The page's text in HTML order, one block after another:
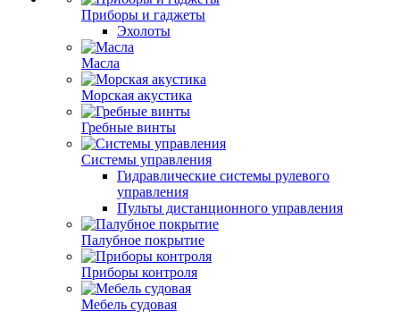
Приборы и гаджеты
Эхолоты
Масла
Морская акустика
Гребные винты
Системы управления
Гидравлические системы рулевого
управления
Пульты дистанционного управления
Палубное покрытие
Приборы контроля
Мебель судовая